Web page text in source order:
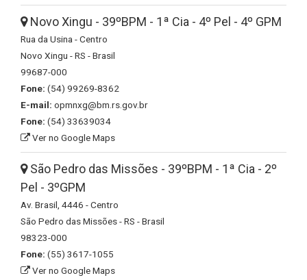
Novo Xingu - 39ºBPM - 1ª Cia - 4º Pel - 4º GPM
Rua da Usina - Centro
Novo Xingu - RS - Brasil
99687-000
Fone: (54) 99269-8362
E-mail: opmnxg@bm.rs.gov.br
Fone: (54) 33639034
Ver no Google Maps
São Pedro das Missões - 39ºBPM - 1ª Cia - 2º
Pel - 3ºGPM
Av. Brasil, 4446 - Centro
São Pedro das Missões - RS - Brasil
98323-000
Fone: (55) 3617-1055
Ver no Google Maps